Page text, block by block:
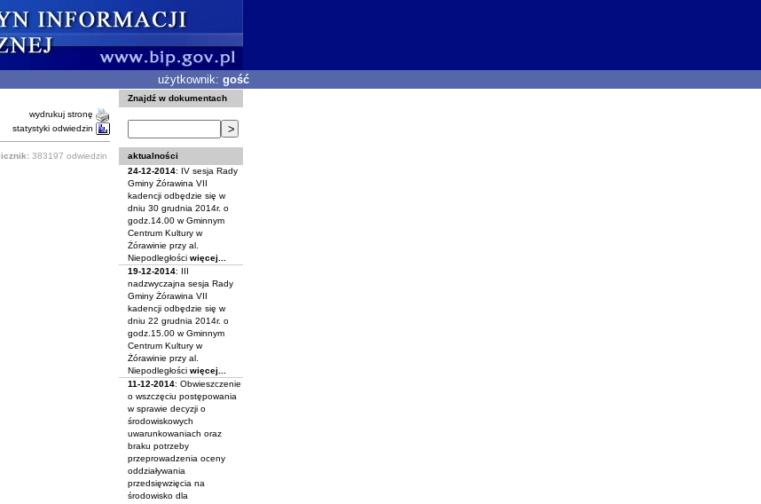
użytkownik: gość
wydrukuj stronę
statystyki odwiedzin
licznik: 383197 odwiedzin
Znajdź w dokumentach
aktualności
24-12-2014: IV sesja Rady
Gminy Żórawina VII
kadencji odbędzie się w
dniu 30 grudnia 2014r. o
godz.14.00 w Gminnym
Centrum Kultury w
Żórawinie przy al.
Niepodległości więcej...
19-12-2014: III
nadzwyczajna sesja Rady
Gminy Żórawina VII
kadencji odbędzie się w
dniu 22 grudnia 2014r. o
godz.15.00 w Gminnym
Centrum Kultury w
Żórawinie przy al.
Niepodległości więcej...
11-12-2014: Obwieszczenie
o wszczęciu postępowania
w sprawie decyzji o
środowiskowych
uwarunkowaniach oraz
braku potrzeby
przeprowadzenia oceny
oddziaływania
przedsięwzięcia na
środowisko dla